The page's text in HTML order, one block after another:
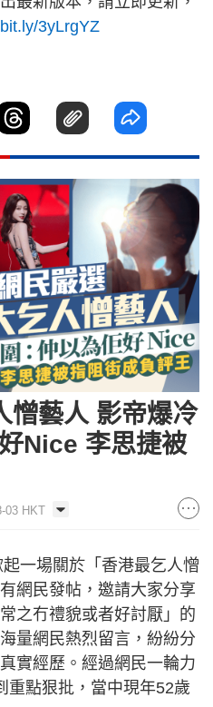
3yLrgYZ
憎藝人 影帝爆冷
Nice 李思捷被
03 HKT
一場關於「香港最乞人憎
網民發帖，邀請大家分享
之冇禮貌或者好討厭」的
量網民熱烈留言，紛紛分
實經歷。經過網民一輪力
重點狠批，當中現年52歲